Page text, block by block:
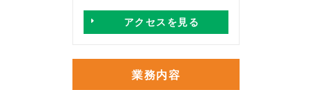
アクセスを見る
業務内容